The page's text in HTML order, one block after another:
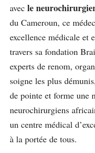
avec le
du Cameroun, ce
excellence médicale et
travers sa fondation
experts de renom,
soigne les plus
de pointe et forme une
neurochirurgiens
un centre médical
à la portée de tous.